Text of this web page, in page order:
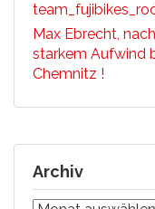
Max Ebrecht,
starkem Aufwind
Chemnitz !
Archiv